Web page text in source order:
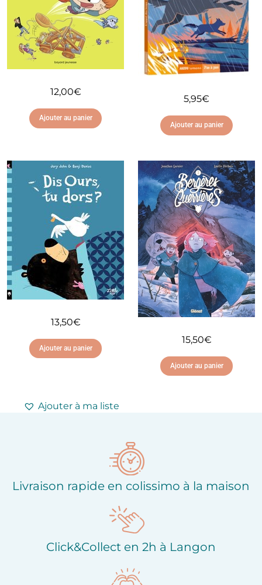
12,00€
Ajouter au panier
Ajouter à ma liste
d'envies
5,95€
Ajouter au panier
Ajouter à ma liste
d'envies
13,50€
Ajouter au panier
Ajouter à ma liste
15,50€
Ajouter au panier
Livraison rapide en colissimo à la maison
Click&Collect en 2h à Langon